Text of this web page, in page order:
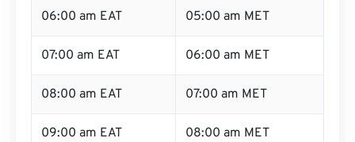
06:00 am EAT 05:00 am MET
07:00 am EAT 06:00 am MET
08:00 am EAT 07:00 am MET
09:00 am EAT 08:00 am MET